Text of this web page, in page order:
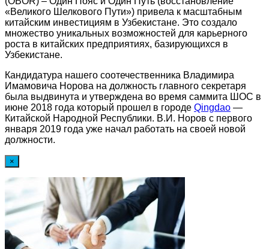
«Великого Шелкового Пути») привела к масштабным
китайским инвестициям в Узбекистане. Это создало
множество уникальных возможностей для карьерного
роста в китайских предприятиях, базирующихся в
Узбекистане.
Кандидатура нашего соотечественника Владимира
Имамовича Норова на должность главного секретаря
была выдвинута и утверждена во время саммита ШОС в
июне 2018 года который прошел в городе Qingdao —
Китайской Народной Республики. В.И. Норов с первого
января 2019 года уже начал работать на своей новой
должности.
×